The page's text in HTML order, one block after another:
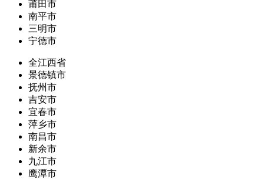
莆田市
南平市
三明市
宁德市
全江西省
景德镇市
抚州市
吉安市
宜春市
萍乡市
南昌市
新余市
九江市
鹰潭市